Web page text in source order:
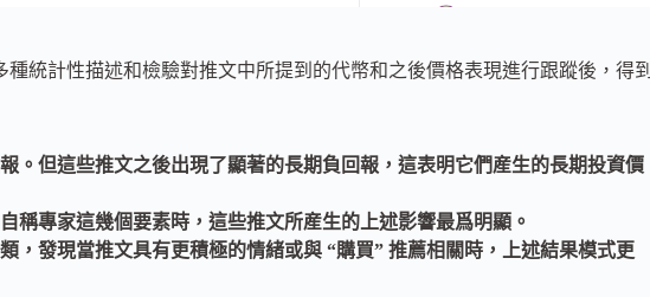
統計性描述和檢驗對推文中所提到的代幣和之後價格表現進行跟蹤後，得到
。但這些推文之後出現了顯著的長期負回報，這表明它們産生的長期投資價
稱專家這幾個要素時，這些推文所産生的上述影響最爲明顯。
，發現當推文具有更積極的情緒或與 “購買” 推薦相關時，上述結果模式更